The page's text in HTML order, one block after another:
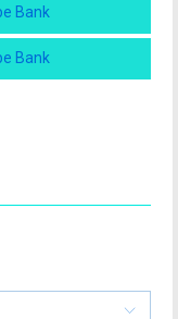
Bank
Bank